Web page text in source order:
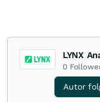
LYNX
0
Autor